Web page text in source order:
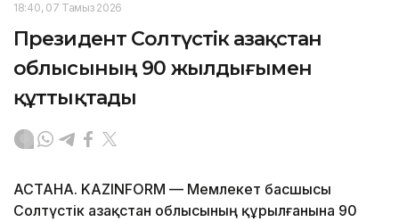
18:40, 07 Тамыз 2026
Президент Солтүстік Қазақстан
облысының 90 жылдығымен
құттықтады
АСТАНА. KAZINFORM — Мемлекет басшысы
Солтүстік Қазақстан облысының құрылғанына 90